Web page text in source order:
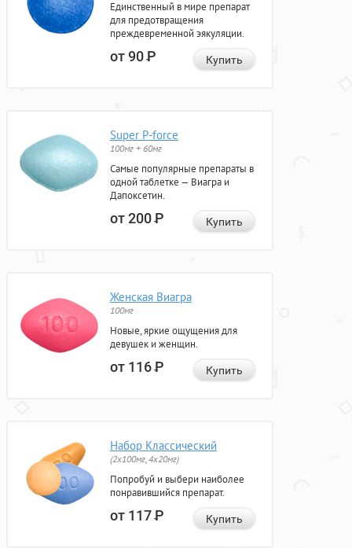
Единственный в мире препарат
для предотвращения
преждевременной эякуляции.
от 90Р Купить
Super P-force
100мг + 60мг
Самые популярные препараты в
одной таблетке — Виагра и
Дапоксетин.
от 200Р Купить
Женская Виагра
100мг
Новые, яркие ощущения для
девушек и женщин.
от 116Р Купить
Набор Классический
(2x100мг, 4x20мг)
Попробуй и выбери наиболее
понравившийся препарат.
от 117Р Купить